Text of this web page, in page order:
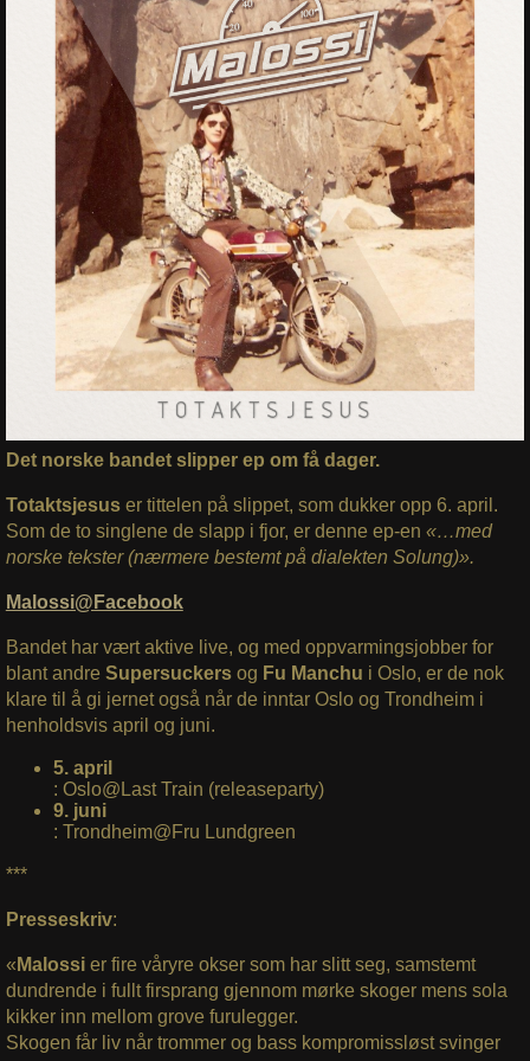
Det norske bandet slipper ep om få dager.
Totaktsjesus er tittelen på slippet, som dukker opp 6. april.
Som de to singlene de slapp i fjor, er denne ep-en «…med
norske tekster (nærmere bestemt på dialekten Solung)».
Malossi@Facebook
Bandet har vært aktive live, og med oppvarmingsjobber for
blant andre Supersuckersog Fu Manchu i Oslo, er de nok
klare til å gi jernet også når de inntar Oslo og Trondheim i
henholdsvis april og juni.
5. april
: Oslo@Last Train (releaseparty)
9. juni
: Trondheim@Fru Lundgreen
***
Presseskriv:
« Malossi er fire våryre okser som har slitt seg, samstemt
dundrende i fullt firsprang gjennom mørke skoger mens sola
kikker inn mellom grove furulegger.
Skogen får liv når trommer og bass kompromissløst svinger